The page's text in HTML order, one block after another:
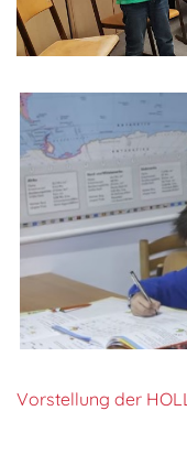
Vorstellung der